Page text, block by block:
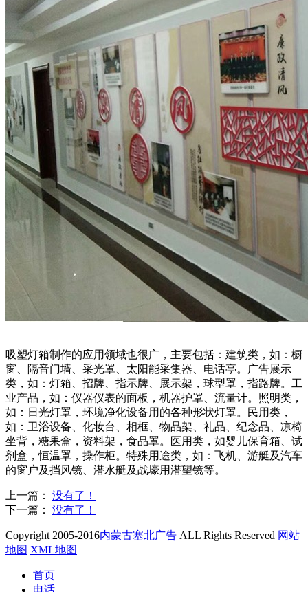
吸塑灯箱制作的应用领域也很广，主要包括：建筑类，如：橱
窗、隔音门墙、采光罩、太阳能采集器、电话亭。广告展示
类，如：灯箱、招牌、指示牌、展示架，球型罩，指路牌。工
业产品，如：仪器仪表的面板，机器护罩、流量计。照明类，
如：日光灯罩，环境净化设备用的各种形状灯罩。民用类，
如：卫浴设备、化妆台、相框、物品架、礼品、纪念品、凉椅
坐背，糖果盒，资料架，食品罩。医用类，如婴儿保育箱、试
剂盒，恒温罩，操作柜。特殊用途类，如：飞机、游艇及汽车
的窗户及挡风镜、潜水艇及战壕用潜望镜等。
上一篇： 没有了！
下一篇： 没有了！
Copyright 2005-2016内蒙古塞北广告 ALL Rights Reserved 网站
地图 XML地图
首页